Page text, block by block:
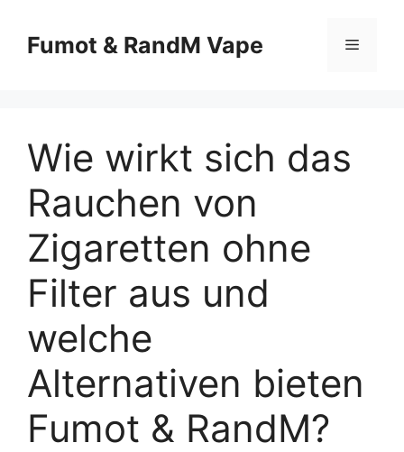
Fumot & RandM Vape
Wie wirkt sich das
Rauchen von
Zigaretten ohne
Filter aus und
welche
Alternativen bieten
Fumot & RandM?